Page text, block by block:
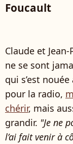
Foucault
Claude et
ne se sont
qui s’est
pour la radio,
chérir, mais
grandir. "Je ne
l’ai fait venir à